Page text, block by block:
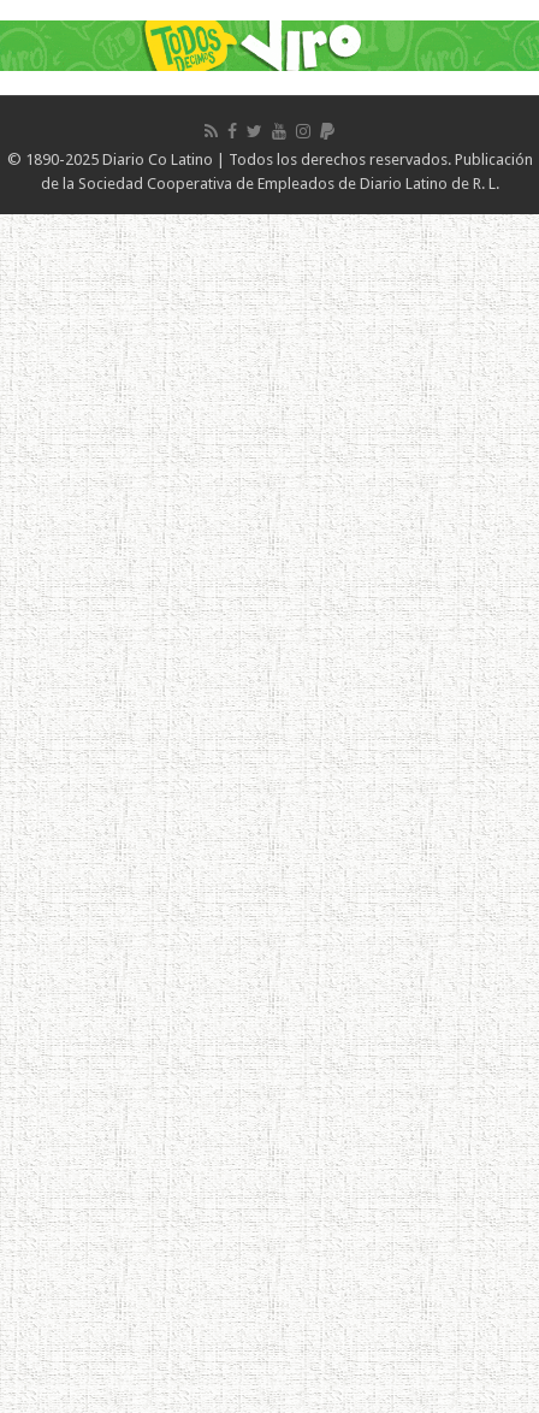
© 1890-2025 Diario Co Latino | Todos los derechos reservados. Publicación
de la Sociedad Cooperativa de Empleados de Diario Latino de R. L.